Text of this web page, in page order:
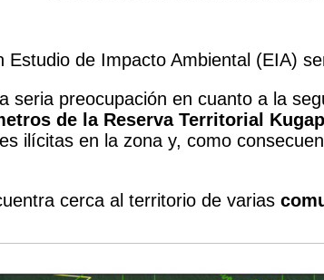
de Impacto Ambiental (EIA)
seria preocupación en cuanto a la
de la Reserva Territorial
ilícitas en la zona y, como
cerca al territorio de varias